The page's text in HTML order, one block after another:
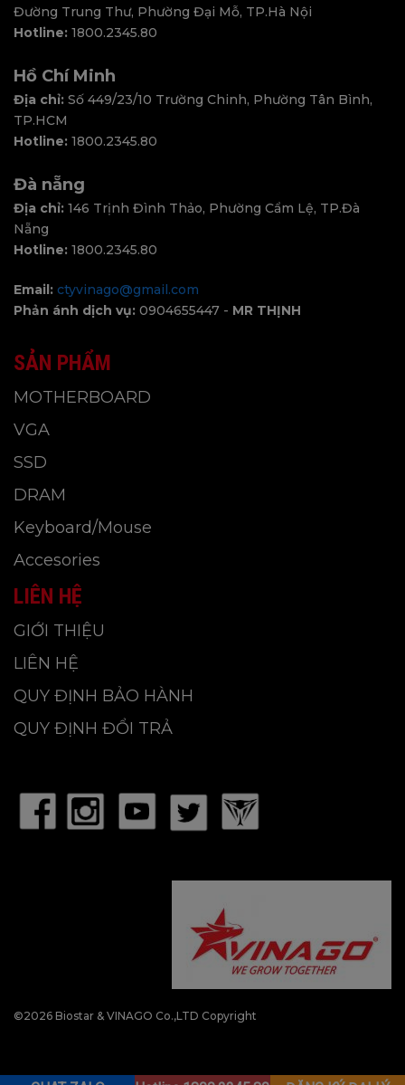
Đường Trung Thư, Phường Đại Mỗ, TP.Hà Nội
Hotline: 1800.2345.80
Hồ Chí Minh
Địa chỉ: Số 449/23/10 Trường Chinh, Phường Tân Bình,
TP.HCM
Hotline: 1800.2345.80
Đà nẵng
Địa chỉ: 146 Trịnh Đình Thảo, Phường Cẩm Lệ, TP.Đà
Nẵng
Hotline: 1800.2345.80
Email: ctyvinago@gmail.com
Phản ánh dịch vụ: 0904655447 - MR THỊNH
SẢN PHẨM
MOTHERBOARD
VGA
SSD
DRAM
Keyboard/Mouse
Accesories
LIÊN HỆ
GIỚI THIỆU
LIÊN HỆ
QUY ĐỊNH BẢO HÀNH
QUY ĐỊNH ĐỔI TRẢ
©2026 Biostar & VINAGO Co.,LTD Copyright